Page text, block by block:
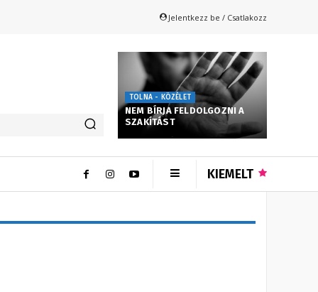
Jelentkezz be / Csatlakozz
TOLNA - KÖZÉLET
NEM BÍRJA FELDOLGOZNI A
SZAKÍTÁST
KIEMELT